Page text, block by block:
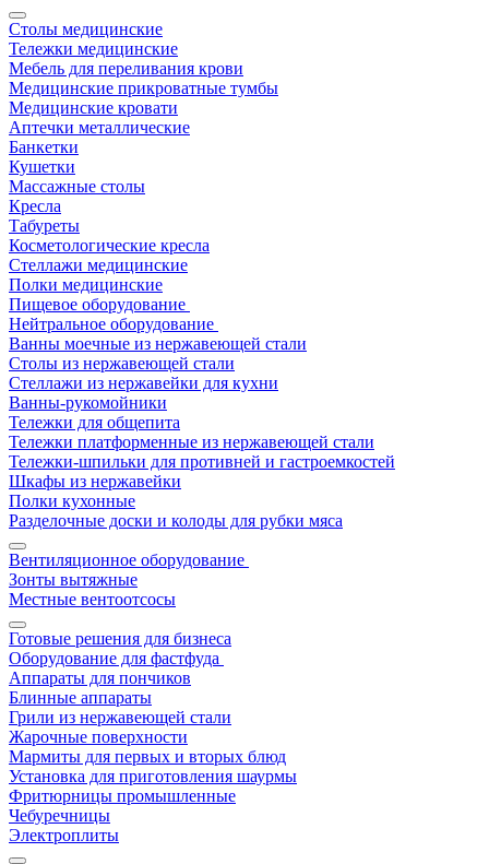
Столы медицинские
Тележки медицинские
Мебель для переливания крови
Медицинские прикроватные тумбы
Медицинские кровати
Аптечки металлические
Банкетки
Кушетки
Массажные столы
Кресла
Табуреты
Косметологические кресла
Стеллажи медицинские
Полки медицинские
Пищевое оборудование
Нейтральное оборудование
Ванны моечные из нержавеющей стали
Столы из нержавеющей стали
Стеллажи из нержавейки для кухни
Ванны-рукомойники
Тележки для общепита
Тележки платформенные из нержавеющей стали
Тележки-шпильки для противней и гастроемкостей
Шкафы из нержавейки
Полки кухонные
Разделочные доски и колоды для рубки мяса
Вентиляционное оборудование
Зонты вытяжные
Местные вентоотсосы
Готовые решения для бизнеса
Оборудование для фастфуда
Аппараты для пончиков
Блинные аппараты
Грили из нержавеющей стали
Жарочные поверхности
Мармиты для первых и вторых блюд
Установка для приготовления шаурмы
Фритюрницы промышленные
Чебуречницы
Электроплиты